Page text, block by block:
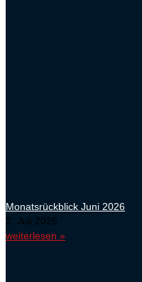
Monatsrückblick Juni 2026
2. Juli 2026
weiterlesen »